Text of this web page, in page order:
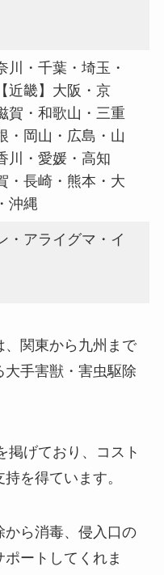
川・千葉・埼玉・
近畿】大阪・京
賀・和歌山・三重
・岡山・広島・山
川・愛媛・高知
・長崎・熊本・大
沖縄
・アライグマ・イ
関東から九州まで
大手害獣・害虫駆除
掲げており、コスト
を得ています。
ら消毒、侵入口の
ートしてくれま